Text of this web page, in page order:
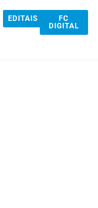
EDITAIS
FC
DIGITAL